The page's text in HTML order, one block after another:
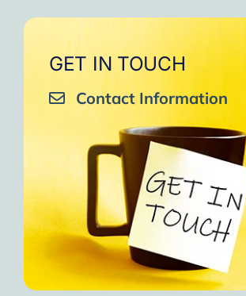
GET IN TOUCH
Contact Information